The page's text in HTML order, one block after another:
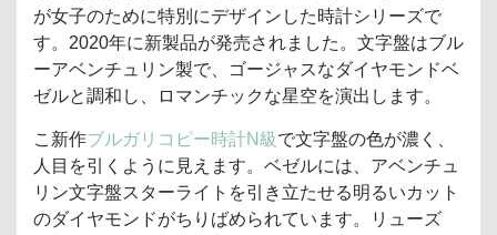
が女子のために特別にデザインした時計シリーズで
す。2020年に新製品が発売されました。文字盤はブル
ーアベンチュリン製で、ゴージャスなダイヤモンドベ
ゼルと調和し、ロマンチックな星空を演出します。
こ新作ブルガリコピー時計N級で文字盤の色が濃く、
人目を引くように見えます。ベゼルには、アベンチュ
リン文字盤スターライトを引き立たせる明るいカット
のダイヤモンドがちりばめられています。リューズ